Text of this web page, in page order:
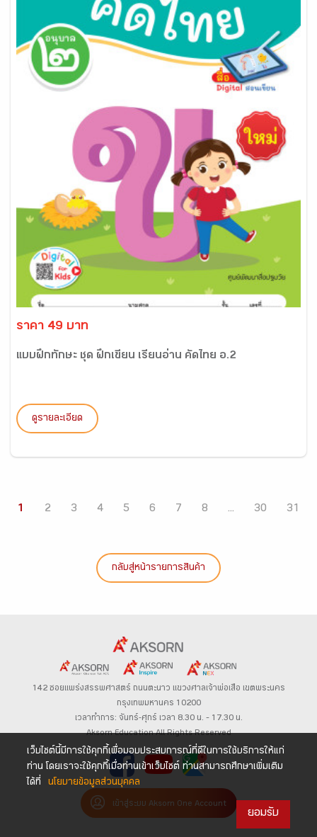
ราคา 49 บาท
แบบฝึกทักษะ ชุด ฝึกเขียน เรียนอ่าน คัดไทย อ.2
ดูรายละเอียด
1 2 3 4 5 6 7 8 ... 30 31
กลับสู่หน้ารายการสินค้า
142 ซอยแพร่งสรรพศาสตร์ ถนนตะนาว แขวงศาลเจ้าพ่อเสือ เขตพระนคร
กรุงเทพมหานคร 10200
เวลาทำการ: จันทร์-ศุกร์ เวลา 8.30 น. – 17.30 น.
Aksorn Education All Rights Reserved
เข้าสู่ระบบ Aksorn One Account
เว็บไซต์นี้มีการใช้คุกกี้เพื่อมอบประสบการณ์ที่ดีในการใช้บริการให้แก่
ท่าน โดยเราจะใช้คุกกี้เมื่อท่านเข้าเว็บไซต์ ท่านสามารถศึกษาเพิ่มเติม
ได้ที่
นโยบายข้อมูลส่วนบุคคล
ยอมรับ